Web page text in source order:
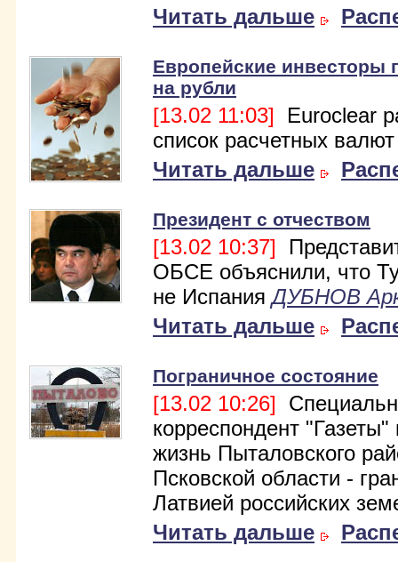
Читать дальше
Европейские инвесторы
на рубли
[13.02 11:03] Euroclear
список расчетных валют
Читать дальше
Президент с отчеством
[13.02 10:37]
ОБСЕ объяснили, что
не ИспанияДУБНОВ
Читать дальше
Пограничное состояние
[13.02 10:26]
корреспондент "Газеты"
жизнь Пыталовского
Псковской области -
Латвией российских
Читать дальше